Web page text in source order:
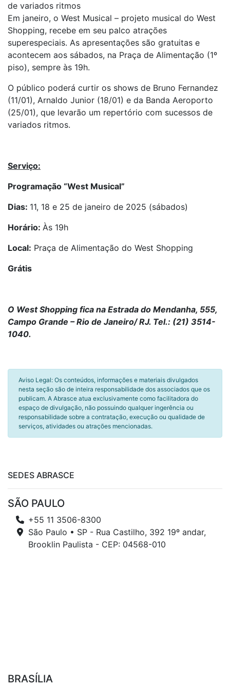
de variados ritmos
Em janeiro, o West Musical – projeto musical do West
Shopping, recebe em seu palco atrações
superespeciais. As apresentações são gratuitas e
acontecem aos sábados, na Praça de Alimentação (1º
piso), sempre às 19h.
O público poderá curtir os shows de Bruno Fernandez
(11/01), Arnaldo Junior (18/01) e da Banda Aeroporto
(25/01), que levarão um repertório com sucessos de
variados ritmos.
Serviço:
Programação “West Musical”
Dias: 11, 18 e 25 de janeiro de 2025 (sábados)
Horário: Às 19h
Local: Praça de Alimentação do West Shopping
Grátis
O West Shopping fica na Estrada do Mendanha, 555,
Campo Grande – Rio de Janeiro/ RJ. Tel.: (21) 3514-
1040.
Aviso Legal: Os conteúdos, informações e materiais divulgados
nesta seção são de inteira responsabilidade dos associados que os
publicam. A Abrasce atua exclusivamente como facilitadora do
espaço de divulgação, não possuindo qualquer ingerência ou
responsabilidade sobre a contratação, execução ou qualidade de
serviços, atividades ou atrações mencionadas.
SEDES ABRASCE
SÃO PAULO
+55 11 3506-8300
São Paulo • SP - Rua Castilho, 392 19º andar,
Brooklin Paulista - CEP: 04568-010
BRASÍLIA